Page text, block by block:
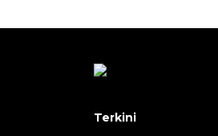
Terkini